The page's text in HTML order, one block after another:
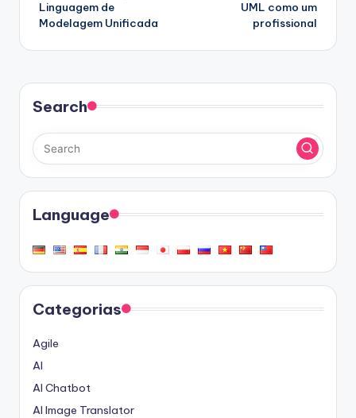
Linguagem de
Modelagem Unificada
UML como um
profissional
Search
Language
Categorias
Agile
AI
AI Chatbot
AI Image Translator